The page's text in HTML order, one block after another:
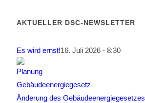
AKTUELLER DSC-NEWSLETTER
Es wird ernst!16. Juli 2026 - 8:30
Änderung des Gebäudeenergiegesetzes